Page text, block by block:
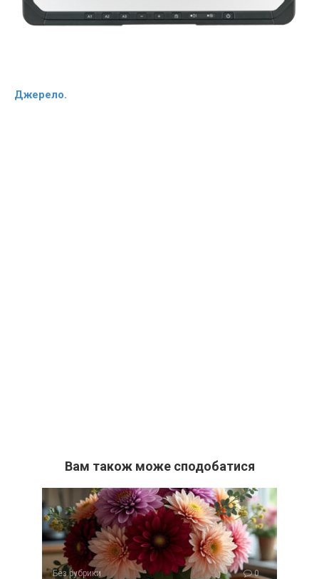
Джерело.
Вам також може сподобатися
Без рубрики 0